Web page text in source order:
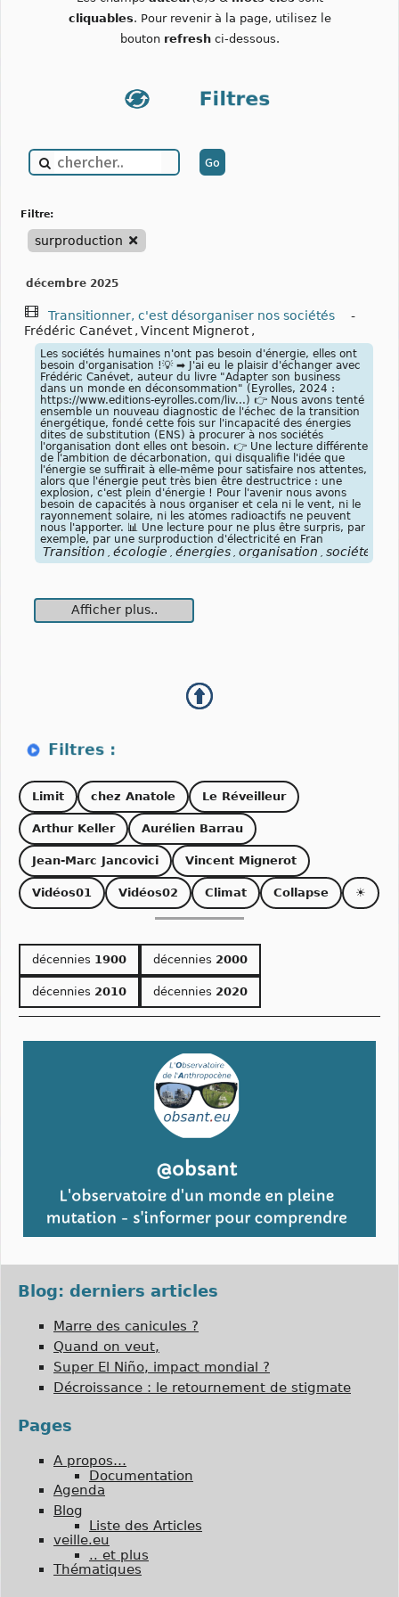
cliquables. Pour revenir à la page, utilisez le
bouton refreshci-dessous.
filtre:
surproduction
décembre 2025
Transitionner, c'est désorganiser nos sociétés
-
Frédéric Canévet , Vincent Mignerot ,
Les sociétés humaines n'ont pas besoin d'énergie, elles ont
besoin d'organisation !💡 ➡️ J'ai eu le plaisir d'échanger avec
Frédéric Canévet, auteur du livre "Adapter son business
dans un monde en déconsommation" (Eyrolles, 2024 :
https://www.editions-eyrolles.com/liv...) 👉 Nous avons tenté
ensemble un nouveau diagnostic de l'échec de la transition
énergétique, fondé cette fois sur l'incapacité des énergies
dites de substitution (ENS) à procurer à nos sociétés
l'organisation dont elles ont besoin. 👉 Une lecture différente
de l'ambition de décarbonation, qui disqualifie l'idée que
l'énergie se suffirait à elle-même pour satisfaire nos attentes,
alors que l'énergie peut très bien être destructrice : une
explosion, c'est plein d'énergie ! Pour l'avenir nous avons
besoin de capacités à nous organiser et cela ni le vent, ni le
rayonnement solaire, ni les atomes radioactifs ne peuvent
nous l'apporter. 📊 Une lecture pour ne plus être surpris, par
exemple, par une surproduction d'électricité en Fran
Transition écologie énergies organisation société
Afficher plus..
Limit chez Anatole Le Réveilleur
Arthur Keller Aurélien Barrau
Jean-Marc Jancovici Vincent Mignerot
Vidéos01 Vidéos02 Climat Collapse ☀
décennies 1900 décennies 2000
décennies 2010 décennies 2020
Blog: derniers articles
Marre des canicules ?
Quand on veut,
Super El Niño, impact mondial ?
Décroissance : le retournement de stigmate
Pages
A propos…
Documentation
Agenda
Blog
Liste des Articles
veille.eu
.. et plus
Thématiques